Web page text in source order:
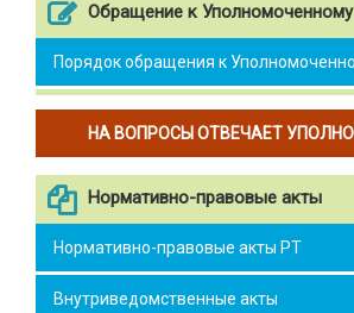
Обращение к Уполномоченному
Порядок обращения к
НА ВОПРОСЫ ОТВЕЧАЕТ
Нормативно-правовые акты
Нормативно-правовые акты РТ
Внутриведомственные акты